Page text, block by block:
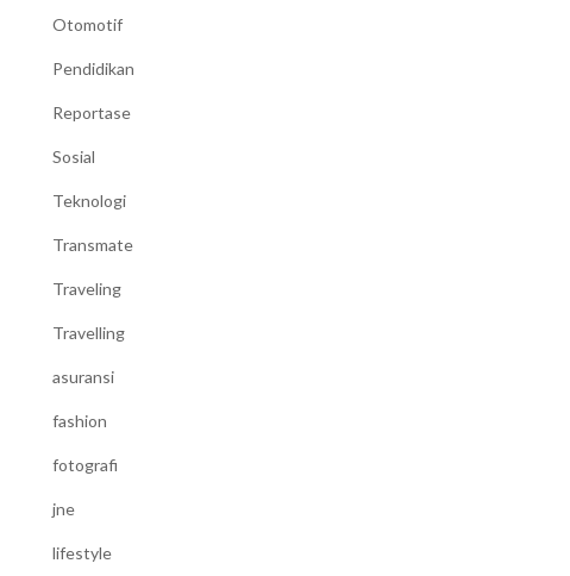
Otomotif
Pendidikan
Reportase
Sosial
Teknologi
Transmate
Traveling
Travelling
asuransi
fashion
fotografi
jne
lifestyle